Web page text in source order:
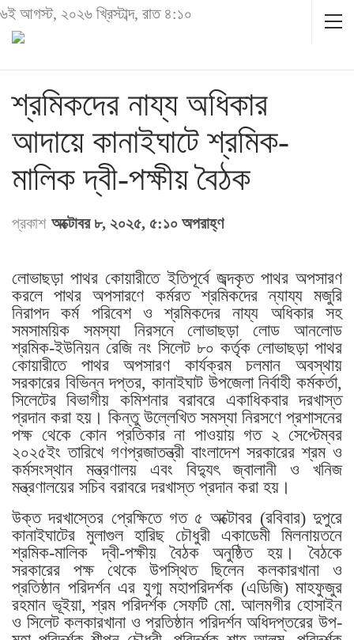
৬ই আগস্ট, ২০২৬ খ্রিস্টাব্দ, রাত ৪:১০
শ্রমিকদের নায্য অধিকার
আদায়ে কানাইঘাটে শ্রমিক-
মালিক দ্বী-পক্ষীয় বৈঠক
প্রকাশ অক্টোবর ৮, ২০২৫, ৫:১০ অপরাহ্ণ
লোভাছড়া পাথর কোয়ারীতে ইতিপূর্বে জব্দকৃত পাথর অপসারণ
করলে পাথর অপসারণে কর্মরত শ্রমিকদের ন্যায্য মজুরি
নিরাপদ কর্ম পরিবেশ ও শ্রমিকদের নায্য অধিকার সহ
সমসাময়িক সমস্যা নিরসনে লোভাছড়া লোড আনলোড
শ্রমিক-ইউনিয়ন রেজি নং সিলেট ৮০ কর্তৃক লোভাছড়া পাথর
কোয়ারীতে পাথর অপসারণ কার্যক্রম চলমান অবস্থায়
সরকারের বিভিন্ন দপ্তর, কানাইঘাট উপজেলা নির্বাহী কর্মকর্তা,
সিলেটের বিভাগীয় কমিশনার বরাবরে একাধিকবার দরখাস্ত
প্রদান করা হয়। কিন্তু উল্লেখিত সমস্যা নিরসণে প্রশাসনের
পক্ষ থেকে কোন প্রতিকার না পাওয়ায় গত ২ সেপ্টেম্বর
২০২৫ইং তারিখে গণপ্রজাতন্ত্রী বাংলাদেশ সরকারের শ্রম ও
কর্মসংস্থান মন্ত্রণালয় এবং বিদ্যুৎ জ্বালানী ও খনিজ
মন্ত্রণালয়ের সচিব বরাবরে দরখাস্ত প্রদান করা হয়।
উক্ত দরখাস্তের প্রেক্ষিতে গত ৫ অক্টোবর (রবিবার) দুপুরে
কানাইঘাটের মুলাগুল হারিছ চৌধুরী একাডেমী মিলনায়তনে
শ্রমিক-মালিক দ্বী-পক্ষীয় বৈঠক অনুষ্ঠিত হয়। বৈঠকে
সরকারের পক্ষ থেকে উপস্থিত ছিলেন কলকারখানা ও
প্রতিষ্ঠান পরিদর্শন এর যুগ্ম মহাপরিদর্শক (এডিজি) মাহফুজুর
রহমান ভূইয়া, শ্রম পরিদর্শক সেফটি মো. আলমগীর হোসাইন
ও সিলেট কলকারখানা ও প্রতিষ্ঠান পরিদর্শন অধিদপ্তরের উপ-